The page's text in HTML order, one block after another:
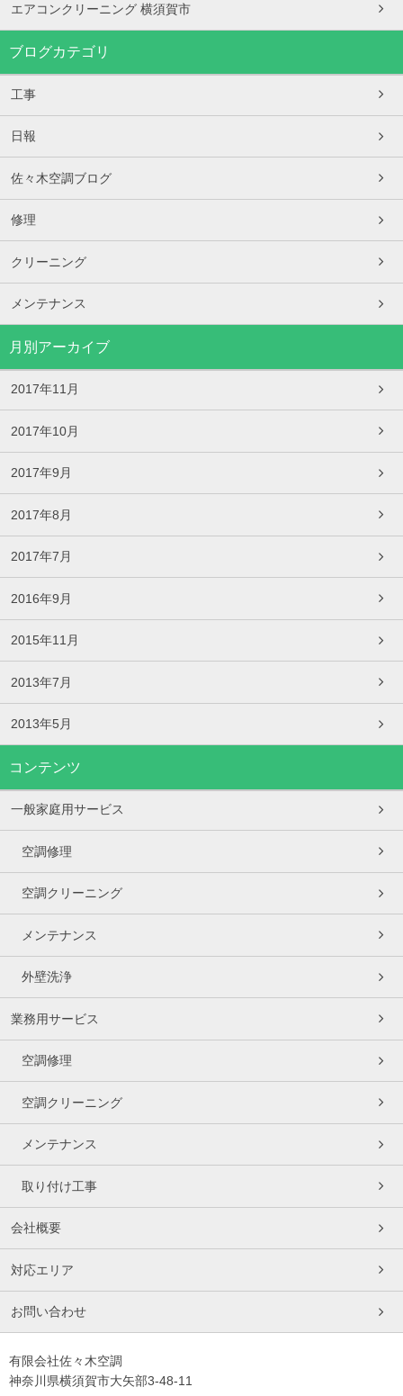
エアコンクリーニング 横須賀市
ブログカテゴリ
工事
日報
佐々木空調ブログ
修理
クリーニング
メンテナンス
月別アーカイブ
2017年11月
2017年10月
2017年9月
2017年8月
2017年7月
2016年9月
2015年11月
2013年7月
2013年5月
コンテンツ
一般家庭用サービス
空調修理
空調クリーニング
メンテナンス
外壁洗浄
業務用サービス
空調修理
空調クリーニング
メンテナンス
取り付け工事
会社概要
対応エリア
お問い合わせ
有限会社佐々木空調
神奈川県横須賀市大矢部3-48-11